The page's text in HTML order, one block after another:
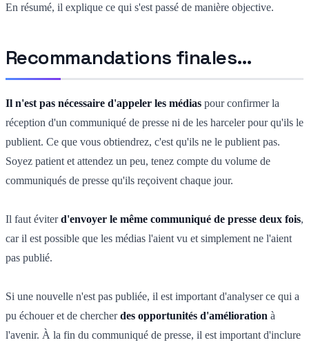
En résumé, il explique ce qui s'est passé de manière objective.
Recommandations finales…
Il n'est pas nécessaire d'appeler les médias pour confirmer la
réception d'un communiqué de presse ni de les harceler pour qu'ils le
publient. Ce que vous obtiendrez, c'est qu'ils ne le publient pas.
Soyez patient et attendez un peu, tenez compte du volume de
communiqués de presse qu'ils reçoivent chaque jour.
Il faut éviterd'envoyer le même communiqué de presse deux fois,
car il est possible que les médias l'aient vu et simplement ne l'aient
pas publié.
Si une nouvelle n'est pas publiée, il est important d'analyser ce qui a
pu échouer et de chercherdes opportunités d'amélioration à
l'avenir. À la fin du communiqué de presse, il est important d'inclure